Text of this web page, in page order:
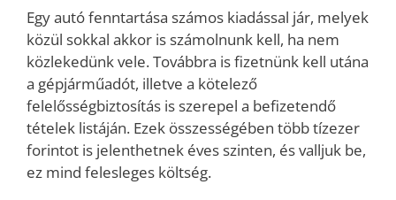
Egy autó fenntartása számos kiadással jár, melyek
közül sokkal akkor is számolnunk kell, ha nem
közlekedünk vele. Továbbra is fizetnünk kell utána
a gépjárműadót, illetve a kötelező
felelősségbiztosítás is szerepel a befizetendő
tételek listáján. Ezek összességében több tízezer
forintot is jelenthetnek éves szinten, és valljuk be,
ez mind felesleges költség.